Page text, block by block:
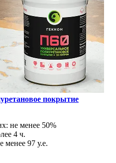
покрытие
не менее 50%
4 ч.
менее 97 у.е.